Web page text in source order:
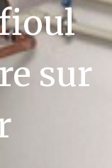
fioul
sur